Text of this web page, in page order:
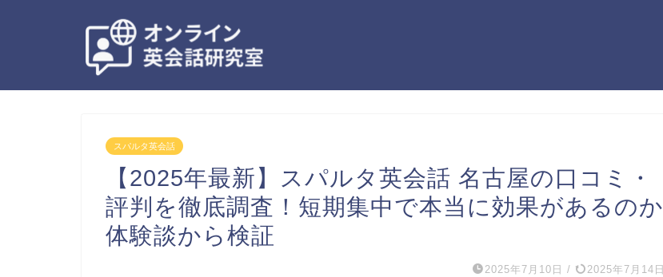
スパルタ英会話
【2025年最新】スパルタ英会話 名古屋の口コミ・
評判を徹底調査！短期集中で本当に効果があるのか
体験談から検証
2025年7月10日 / 2025年7月14日